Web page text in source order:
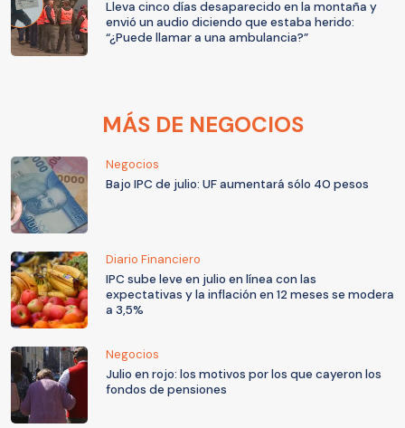
Lleva cinco días desaparecido en la montaña y
envió un audio diciendo que estaba herido:
“¿Puede llamar a una ambulancia?”
MÁS DE NEGOCIOS
Negocios
Bajo IPC de julio: UF aumentará sólo 40 pesos
Diario Financiero
IPC sube leve en julio en línea con las
expectativas y la inflación en 12 meses se modera
a 3,5%
Negocios
Julio en rojo: los motivos por los que cayeron los
fondos de pensiones